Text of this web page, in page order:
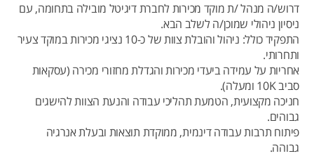
דרוש/ה מנהל /ת מוקד מכירות לחברת דיגיטל מובילה בתחומה, עם
ניסיון ניהולי שמוכן/ה לשלב הבא.
התפקיד כולל: ניהול והובלת צוות של כ-10 נציגי מכירות במוקד צעיר
ותחרותי.
אחריות על עמידה ביעדי מכירות והגדלת מחזורי מכירה (עסקאות
סביב 10K ומעלה).
חניכה מקצועית, הטמעת תהליכי עבודה והנעת הצוות להישגים
גבוהים.
פיתוח תרבות עבודה דינמית, ממוקדת תוצאות ובעלת אנרגיה
גבוהה.